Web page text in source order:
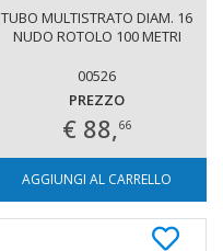
TUBO MULTISTRATO DIAM. 16
NUDO ROTOLO 100 METRI
00526
PREZZO
€ 88,66
AGGIUNGI AL CARRELLO